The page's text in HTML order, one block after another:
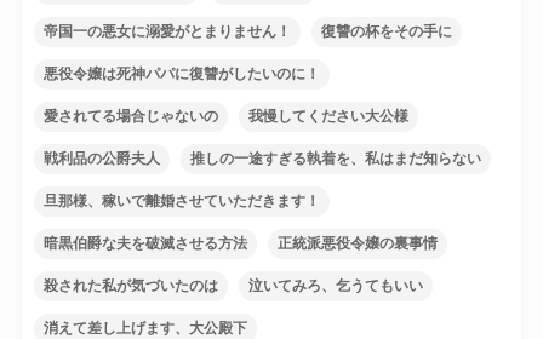
帝国一の悪女に溺愛がとまりません！ 復讐の杯をその手に
悪役令嬢は死神パパに復讐がしたいのに！
愛されてる場合じゃないの 我慢してください大公様
戦利品の公爵夫人 推しの一途すぎる執着を、私はまだ知らない
旦那様、稼いで離婚させていただきます！
暗黒伯爵な夫を破滅させる方法 正統派悪役令嬢の裏事情
殺された私が気づいたのは 泣いてみろ、乞うてもいい
消えて差し上げます、大公殿下